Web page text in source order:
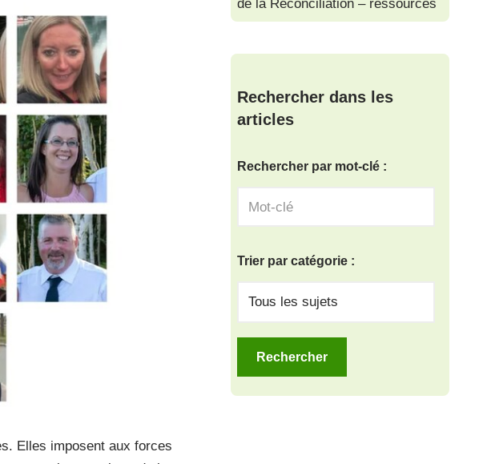
Elles imposent aux forces
de la Réconciliation – ressources
Rechercher dans les
articles
Rechercher par mot-clé :
Trier par catégorie :